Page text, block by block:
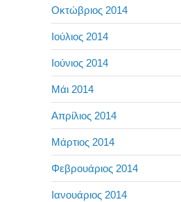
Οκτώβριος 2014
Ιούλιος 2014
Ιούνιος 2014
Μάι 2014
Απρίλιος 2014
Μάρτιος 2014
Φεβρουάριος 2014
Ιανουάριος 2014